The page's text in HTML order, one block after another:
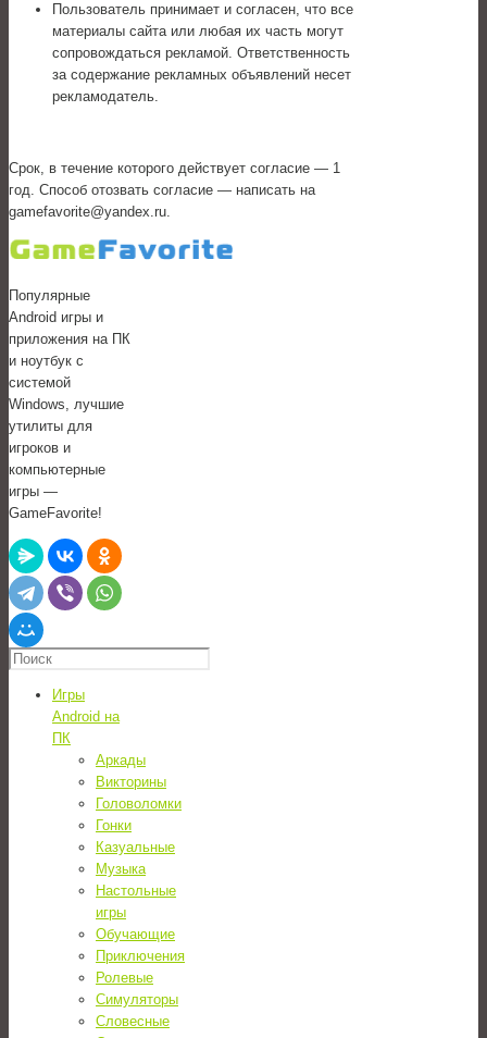
Пользователь принимает и согласен, что все
материалы сайта или любая их часть могут
сопровождаться рекламой. Ответственность
за содержание рекламных объявлений несет
рекламодатель.
Срок, в течение которого действует согласие — 1
год. Способ отозвать согласие — написать на
gamefavorite@yandex.ru.
Популярные
Android игры и
приложения на ПК
и ноутбук с
системой
Windows, лучшие
утилиты для
игроков и
компьютерные
игры —
GameFavorite!
Игры
Android на
ПК
Аркады
Викторины
Головоломки
Гонки
Казуальные
Музыка
Настольные
игры
Обучающие
Приключения
Ролевые
Симуляторы
Словесные